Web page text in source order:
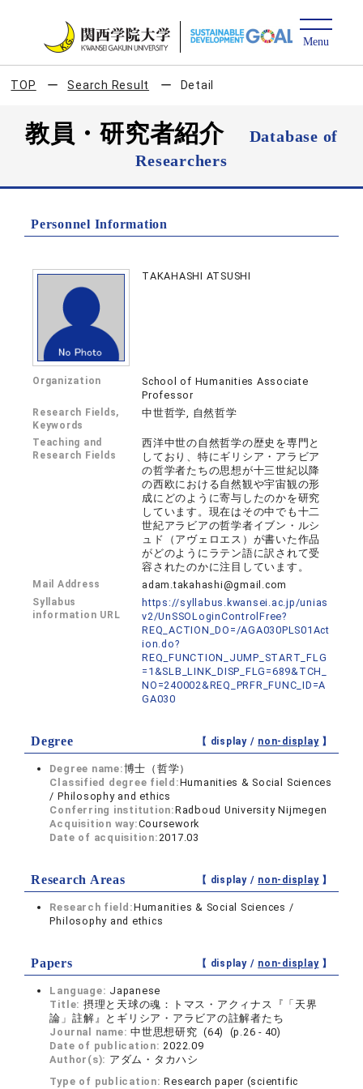
TOP Search Result Detail
教員・研究者紹介
Database of
Researchers
Personnel Information
TAKAHASHI ATSUSHI
Organization
School of Humanities Associate
Professor
Research Fields,
Keywords
中世哲学, 自然哲学
Teaching and
Research Fields
西洋中世の自然哲学の歴史を専門と
しており、特にギリシア・アラビア
の哲学者たちの思想が十三世紀以降
の西欧における自然観や宇宙観の形
成にどのように寄与したのかを研究
しています。現在はその中でも十二
世紀アラビアの哲学者イブン・ルシ
ュド（アヴェロエス）が書いた作品
がどのようにラテン語に訳されて受
容されたのかに注目しています。
Mail Address adam.takahashi@gmail.com
Syllabus
information URL
https://syllabus.kwansei.ac.jp/unias
v2/UnSSOLoginControlFree?
REQ_ACTION_DO=/AGA030PLS01Act
ion.do?
REQ_FUNCTION_JUMP_START_FLG
=1&SLB_LINK_DISP_FLG=689&TCH_
NO=240002&REQ_PRFR_FUNC_ID=A
GA030
Degree 【 display / non-display】
Degree name:博士（哲学）
Classified degree field:Humanities & Social Sciences
/ Philosophy and ethics
Conferring institution:Radboud University Nijmegen
Acquisition way:Coursework
Date of acquisition:2017.03
Research Areas 【 display / non-display】
Research field:Humanities & Social Sciences /
Philosophy and ethics
Papers 【 display / non-display】
Language: Japanese
Title: 摂理と天球の魂：トマス・アクィナス『「天界
論」註解』とギリシア・アラビアの註解者たち
Journal name:中世思想研究 (64) (p.26 - 40)
Date of publication:2022.09
Author(s): アダム・タカハシ
Type of publication:Research paper (scientific